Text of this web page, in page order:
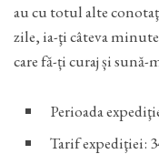
au cu totul alte
zile, ia-ţi câteva
care fă-ți curaj și sună-
Perioada
Tarif expediţiei: